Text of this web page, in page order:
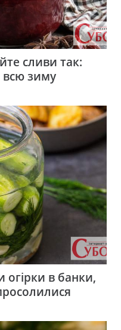
сливи так:
всю зиму
огірки в банки,